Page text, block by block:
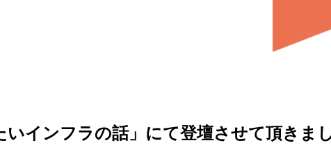
いインフラの話」にて登壇させて頂きま